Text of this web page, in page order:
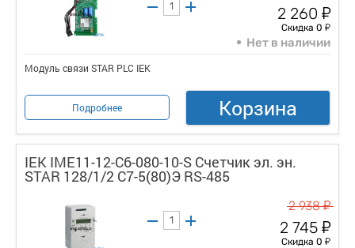
2 260 у
Скидка 0 у
Нет в наличии
Модуль связи STAR PLC IEK
Подробнее Корзина
IEK IME11-12-C6-080-10-S Счетчик эл. эн.
STAR 128/1/2 С7-5(80)Э RS-485
2 938у
2 745 у
Скидка 0 у